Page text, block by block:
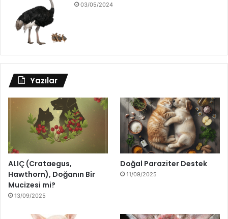
03/05/2024
Yazılar
ALIÇ (Crataegus,
Hawthorn), Doğanın Bir
Mucizesi mi?
13/09/2025
Doğal Paraziter Destek
11/09/2025